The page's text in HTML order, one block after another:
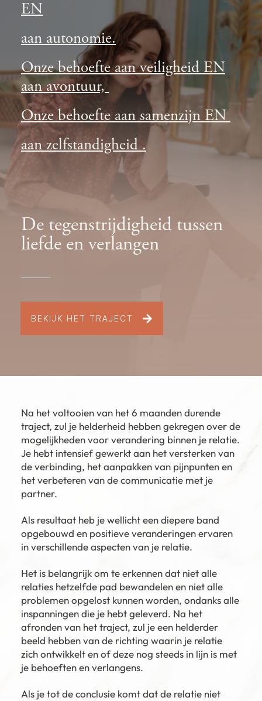
EN
aan autonomie.
Onze behoefte aan veiligheid EN
aan avontuur,
Onze behoefte aan samenzijn EN
aan zelfstandigheid .
De tegenstrijdigheid tussen
liefde en verlangen
BEKIJK HET TRAJECT
Na het voltooien van het 6 maanden durende
traject, zul je helderheid hebben gekregen over de
mogelijkheden voor verandering binnen je relatie.
Je hebt intensief gewerkt aan het versterken van
de verbinding, het aanpakken van pijnpunten en
het verbeteren van de communicatie met je
partner.
Als resultaat heb je wellicht een diepere band
opgebouwd en positieve veranderingen ervaren
in verschillende aspecten van je relatie.
Het is belangrijk om te erkennen dat niet alle
relaties hetzelfde pad bewandelen en niet alle
problemen opgelost kunnen worden, ondanks alle
inspanningen die je hebt geleverd. Na het
afronden van het traject, zul je een helderder
beeld hebben van de richting waarin je relatie
zich ontwikkelt en of deze nog steeds in lijn is met
je behoeften en verlangens.
Als je tot de conclusie komt dat de relatie niet